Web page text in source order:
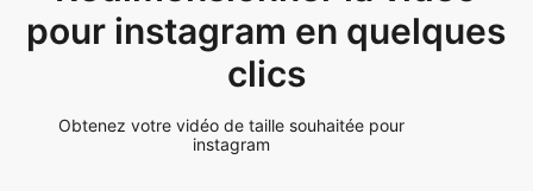
Obtenez votre vidéo de taille souhaitée pour
instagram
Upload File